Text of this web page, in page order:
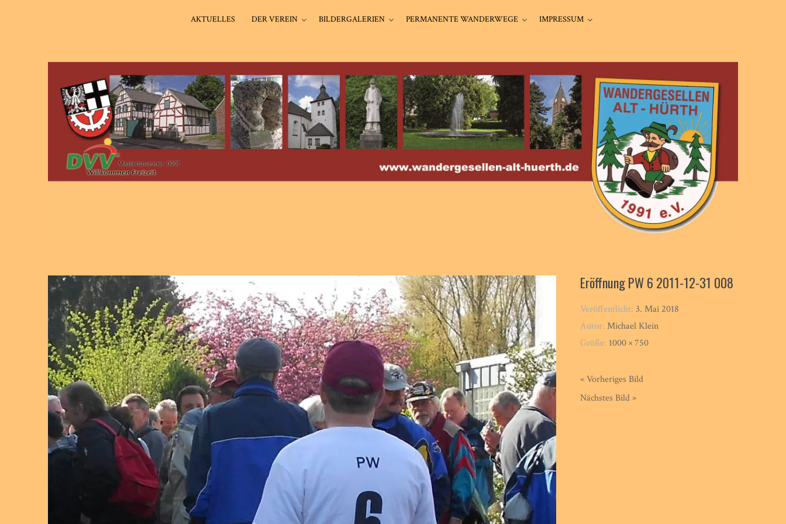
AKTUELLES DER VEREIN BILDERGALERIEN PERMANENTE WANDERWEGE IMPRESSUM
Eröffnung PW 6 2011-12-31 008
Veröffentlicht:3. Mai 2018
Autor:Michael Klein
Größe: 1000 × 750
« Vorheriges Bild
Nächstes Bild »